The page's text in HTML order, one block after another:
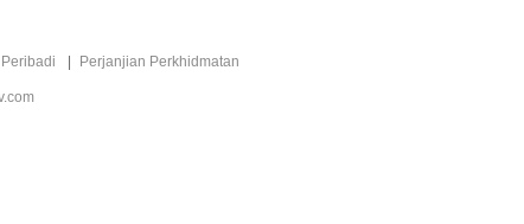
Perjanjian Perkhidmatan